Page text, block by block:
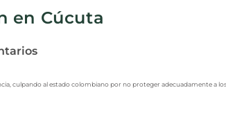
en Cúcuta
culpando al estado colombiano por no proteger adecuadamente a los